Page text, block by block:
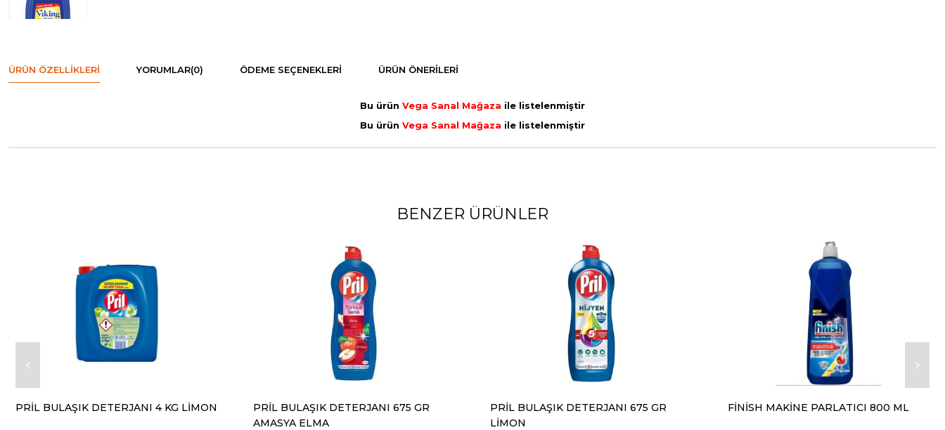
ÜRÜN ÖZELLIKLERI YORUMLAR(0) ÖDEME SEÇENEKLERI ÜRÜN ÖNERILERI
Bu ürün Vega Sanal Mağaza ile listelenmiştir
Bu ürün Vega Sanal Mağaza ile listelenmiştir
BENZER ÜRÜNLER
PRİL BULAŞIK DETERJANI 4 KG LİMON
PRİL BULAŞIK DETERJANI 675 GR
AMASYA ELMA
PRİL BULAŞIK DETERJANI 675 GR
LİMON
FİNİSH MAKİNE PARLATICI 800 ML